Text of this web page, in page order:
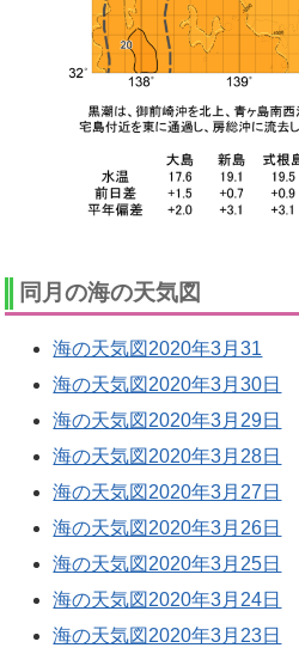
同月の海の天気図
海の天気図2020年3月31
海の天気図2020年3月30日
海の天気図2020年3月29日
海の天気図2020年3月28日
海の天気図2020年3月27日
海の天気図2020年3月26日
海の天気図2020年3月25日
海の天気図2020年3月24日
海の天気図2020年3月23日